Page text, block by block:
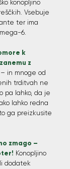
konopljino
Vsebuje
ter ima
6.
k
z
– in mnoge od
trditvah ne
pa lahko, da je
lahko redna
ga preizkusite
zmago –
Konopljino
dodatek